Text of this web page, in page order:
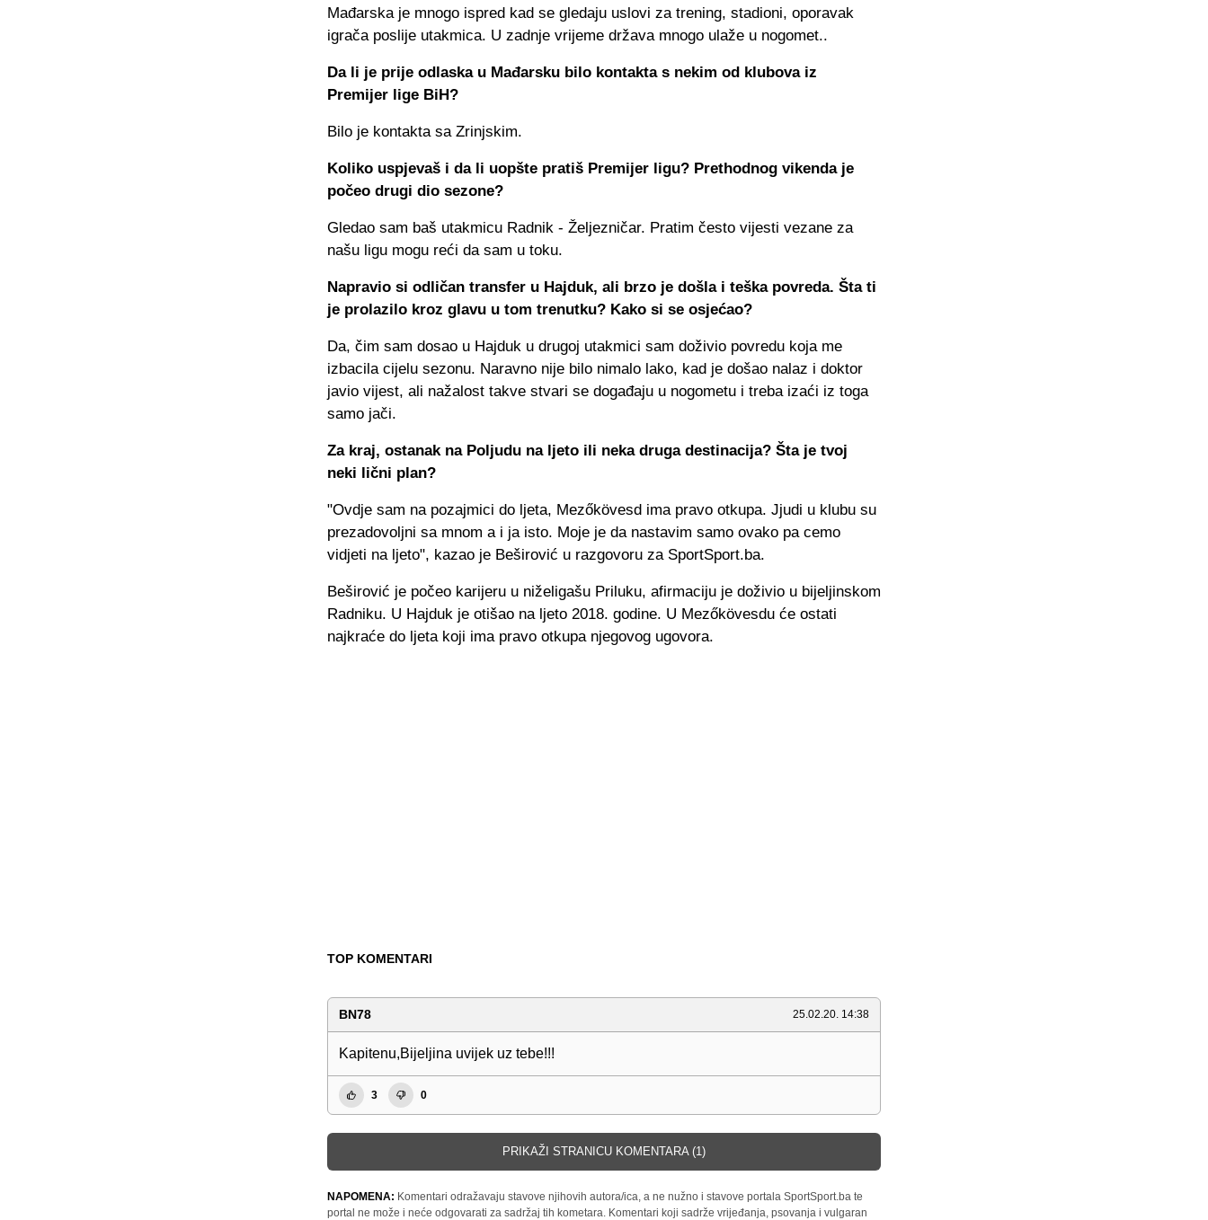
Mađarska je mnogo ispred kad se gledaju uslovi za trening, stadioni, oporavak
igrača poslije utakmica. U zadnje vrijeme država mnogo ulaže u nogomet..
Da li je prije odlaska u Mađarsku bilo kontakta s nekim od klubova iz
Premijer lige BiH?
Bilo je kontakta sa Zrinjskim.
Koliko uspjevaš i da li uopšte pratiš Premijer ligu? Prethodnog vikenda je
počeo drugi dio sezone?
Gledao sam baš utakmicu Radnik - Željezničar. Pratim često vijesti vezane za
našu ligu mogu reći da sam u toku.
Napravio si odličan transfer u Hajduk, ali brzo je došla i teška povreda. Šta ti
je prolazilo kroz glavu u tom trenutku? Kako si se osjećao?
Da, čim sam dosao u Hajduk u drugoj utakmici sam doživio povredu koja me
izbacila cijelu sezonu. Naravno nije bilo nimalo lako, kad je došao nalaz i doktor
javio vijest, ali nažalost takve stvari se događaju u nogometu i treba izaći iz toga
samo jači.
Za kraj, ostanak na Poljudu na ljeto ili neka druga destinacija? Šta je tvoj
neki lični plan?
"Ovdje sam na pozajmici do ljeta, Mezőkövesd ima pravo otkupa. Jjudi u klubu su
prezadovoljni sa mnom a i ja isto. Moje je da nastavim samo ovako pa cemo
vidjeti na ljeto", kazao je Beširović u razgovoru za SportSport.ba.
Beširović je počeo karijeru u niželigašu Priluku, afirmaciju je doživio u bijeljinskom
Radniku. U Hajduk je otišao na ljeto 2018. godine. U Mezőkövesdu će ostati
najkraće do ljeta koji ima pravo otkupa njegovog ugovora.
TOP KOMENTARI
BN78 25.02.20. 14:38
Kapitenu,Bijeljina uvijek uz tebe!!!
3 0
PRIKAŽI STRANICU KOMENTARA (1)
NAPOMENA: Komentari odražavaju stavove njihovih autora/ica, a ne nužno i stavove portala SportSport.ba te
portal ne može i neće odgovarati za sadržaj tih kometara. Komentari koji sadrže vrijeđanja, psovanja i vulgaran